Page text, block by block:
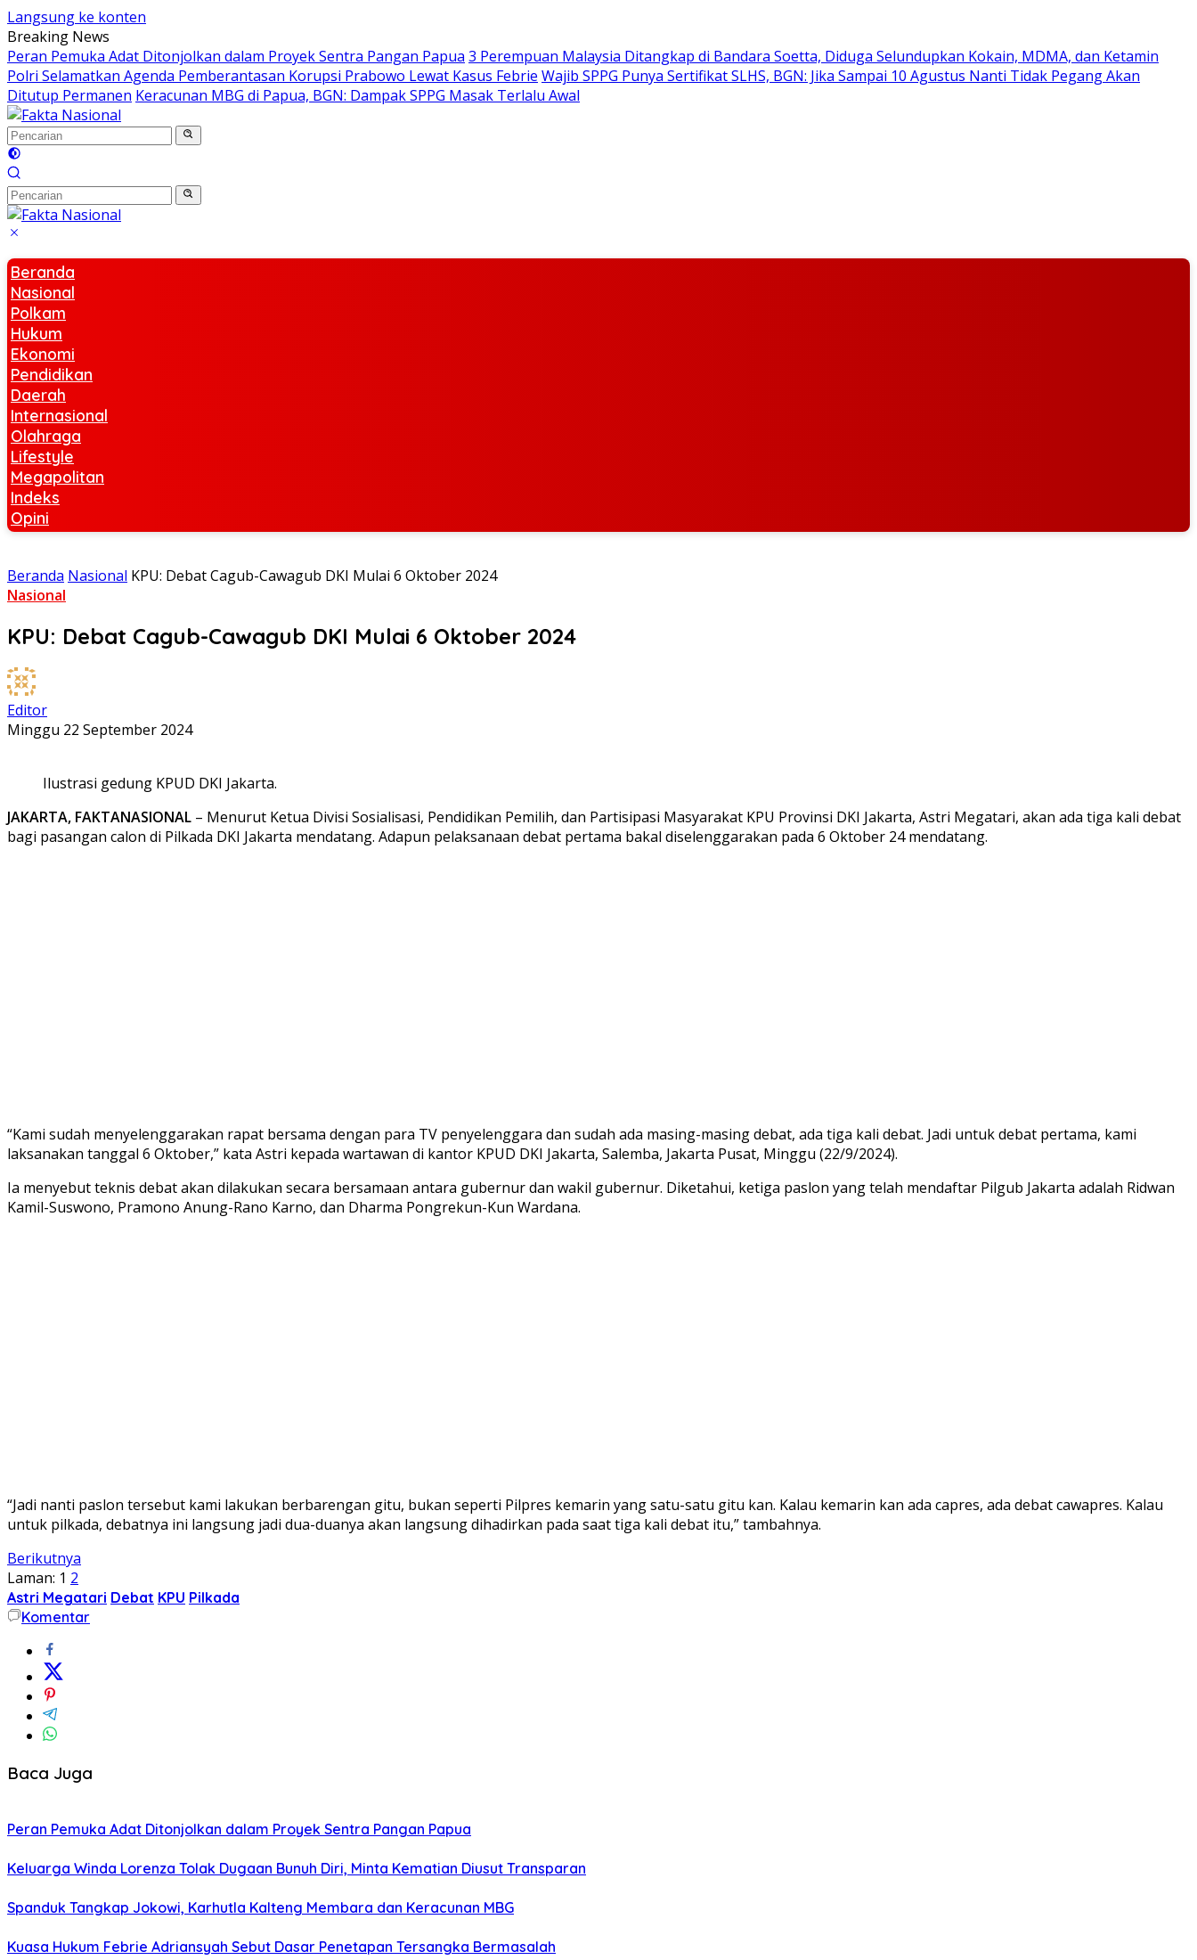
Langsung ke konten
Breaking News
Peran Pemuka Adat Ditonjolkan dalam Proyek Sentra Pangan Papua 3 Perempuan Malaysia Ditangkap di Bandara Soetta, Diduga Selundupkan Kokain, MDMA, dan Ketamin
Polri Selamatkan Agenda Pemberantasan Korupsi Prabowo Lewat Kasus Febrie Wajib SPPG Punya Sertifikat SLHS, BGN: Jika Sampai 10 Agustus Nanti Tidak Pegang Akan
Ditutup Permanen Keracunan MBG di Papua, BGN: Dampak SPPG Masak Terlalu Awal
Beranda
Nasional
Polkam
Hukum
Ekonomi
Pendidikan
Daerah
Internasional
Olahraga
Lifestyle
Megapolitan
Indeks
Opini
Beranda Nasional KPU: Debat Cagub-Cawagub DKI Mulai 6 Oktober 2024
Nasional
KPU: Debat Cagub-Cawagub DKI Mulai 6 Oktober 2024
Editor
Minggu 22 September 2024
Ilustrasi gedung KPUD DKI Jakarta.
JAKARTA, FAKTANASIONAL – Menurut Ketua Divisi Sosialisasi, Pendidikan Pemilih, dan Partisipasi Masyarakat KPU Provinsi DKI Jakarta, Astri Megatari, akan ada tiga kali debat
bagi pasangan calon di Pilkada DKI Jakarta mendatang. Adapun pelaksanaan debat pertama bakal diselenggarakan pada 6 Oktober 24 mendatang.
“Kami sudah menyelenggarakan rapat bersama dengan para TV penyelenggara dan sudah ada masing-masing debat, ada tiga kali debat. Jadi untuk debat pertama, kami
laksanakan tanggal 6 Oktober,” kata Astri kepada wartawan di kantor KPUD DKI Jakarta, Salemba, Jakarta Pusat, Minggu (22/9/2024).
Ia menyebut teknis debat akan dilakukan secara bersamaan antara gubernur dan wakil gubernur. Diketahui, ketiga paslon yang telah mendaftar Pilgub Jakarta adalah Ridwan
Kamil-Suswono, Pramono Anung-Rano Karno, dan Dharma Pongrekun-Kun Wardana.
“Jadi nanti paslon tersebut kami lakukan berbarengan gitu, bukan seperti Pilpres kemarin yang satu-satu gitu kan. Kalau kemarin kan ada capres, ada debat cawapres. Kalau
untuk pilkada, debatnya ini langsung jadi dua-duanya akan langsung dihadirkan pada saat tiga kali debat itu,” tambahnya.
Berikutnya
Laman: 1 2
Astri Megatari Debat KPU Pilkada
Komentar
Baca Juga
Peran Pemuka Adat Ditonjolkan dalam Proyek Sentra Pangan Papua
Keluarga Winda Lorenza Tolak Dugaan Bunuh Diri, Minta Kematian Diusut Transparan
Spanduk Tangkap Jokowi, Karhutla Kalteng Membara dan Keracunan MBG
Kuasa Hukum Febrie Adriansyah Sebut Dasar Penetapan Tersangka Bermasalah